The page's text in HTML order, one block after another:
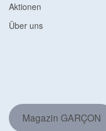
Aktionen
Über uns
Magazin GARÇON